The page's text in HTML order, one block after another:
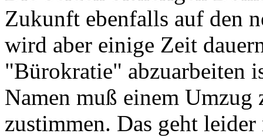
Zukunft ebenfalls auf den
wird aber einige Zeit
"Bürokratie" abzuarbeiten
Namen muß einem Umzug
zustimmen. Das geht